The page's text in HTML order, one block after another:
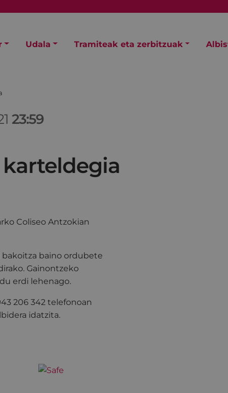
Udala Tramiteak eta zerbitzuak
23:59
Coliseo Antzokian
baino ordubete
Gainontzeko
erdi lehenago.
206 342 telefonoan
idatzita.